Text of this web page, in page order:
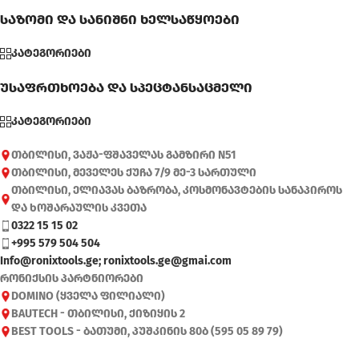
საზომი და სანიშნი ხელსაწყოები
კატეგორიები
უსაფრთხოება და სპეცტანსაცმელი
კატეგორიები
თბილისი, ვაჟა-ფშაველას გამზირი N51
თბილისი, მეველეს ქუჩა 7/9 მე-3 სართული
თბილისი, ელიავას ბაზრობა, კოსმონავტების სანაპიროს
და ხოშარაულის კვეთა
0322 15 15 02
+995 579 504 504
Info@ronixtools.ge; ronixtools.ge@gmai.com
რონიქსის პარტნიორები
DOMINO (ყველა ფილიალი)
BAUTECH - თბილისი, ქიზიყის 2
BEST TOOLS - ბათუმი, პუშკინის 80ბ (595 05 89 79)